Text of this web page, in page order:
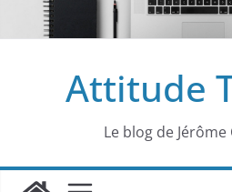
Attitude
Le blog de